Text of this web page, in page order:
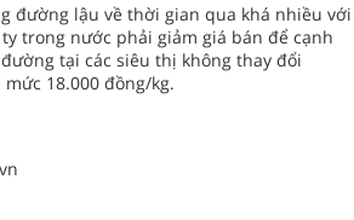
đường lậu về thời gian qua khá nhiều với
trong nước phải giảm giá bán để cạnh
tại các siêu thị không thay đổi
18.000 đồng/kg.